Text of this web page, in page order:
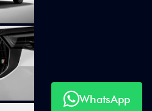
WhatsApp